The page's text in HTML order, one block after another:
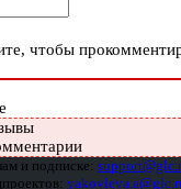
чтобы
и подписке: